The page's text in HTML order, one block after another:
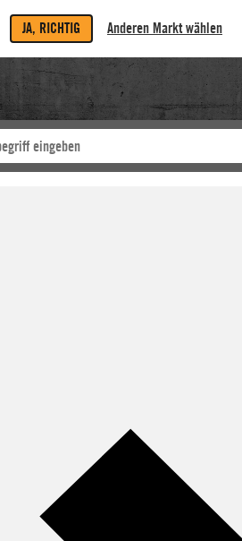
JA, RICHTIG Anderen Markt wählen